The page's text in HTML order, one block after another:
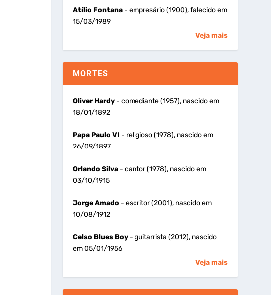
Atílio Fontana- empresário (1900), falecido em
15/03/1989
Veja mais
MORTES
Oliver Hardy- comediante (1957), nascido em
18/01/1892
Papa Paulo VI - religioso (1978), nascido em
26/09/1897
Orlando Silva- cantor (1978), nascido em
03/10/1915
Jorge Amado - escritor (2001), nascido em
10/08/1912
Celso Blues Boy- guitarrista (2012), nascido
em 05/01/1956
Veja mais